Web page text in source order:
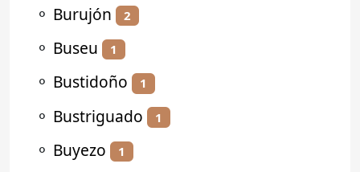
⚬ Burujón 2
⚬ Buseu 1
⚬ Bustidoño 1
⚬ Bustriguado 1
⚬ Buyezo 1